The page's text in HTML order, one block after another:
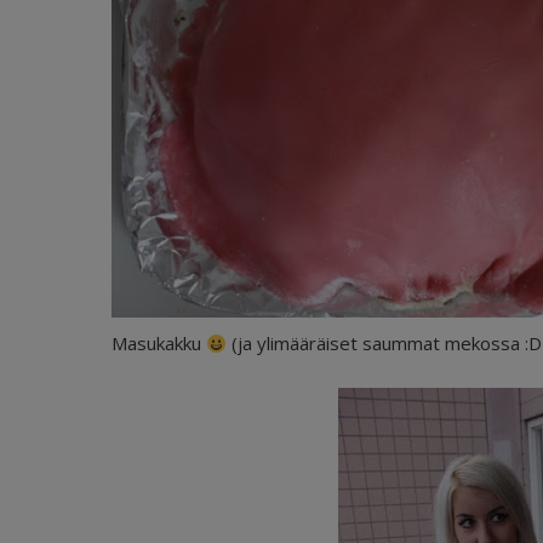
Masukakku (ja ylimääräiset saummat mekossa